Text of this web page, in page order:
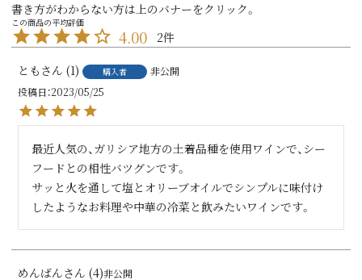
書き方がわからない方は上のバナーをクリック。
4.00 2
とも 1 購入者
非公開
投稿日 2023/05/25
最近人気の、ガリシア地方の土着品種を使用ワインで、シー
フードとの相性バツグンです。
サッと火を通して塩とオリーブオイルでシンプルに味付け
したようなお料理や中華の冷菜と飲みたいワインです。
めんばん 4 非公開